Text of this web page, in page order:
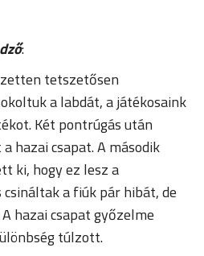
:
tetszetősen
a labdát, a játékosaink
Két pontrúgás után
hazai csapat. A második
ki, hogy ez lesz a
csináltak a fiúk pár hibát, de
hazai csapat győzelme
túlzott.